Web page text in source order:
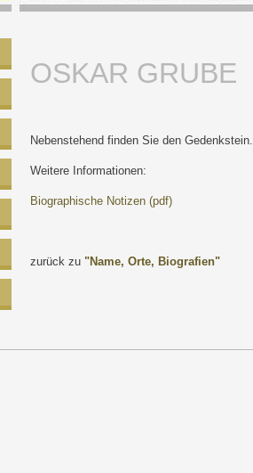
OSKAR GRUBE
Nebenstehend finden Sie den Gedenkstein.
Weitere Informationen:
Biographische Notizen (pdf)
zurück zu "Name, Orte, Biografien"